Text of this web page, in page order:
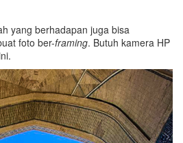
yang berhadapan juga bisa
foto ber-framing. Butuh kamera HP